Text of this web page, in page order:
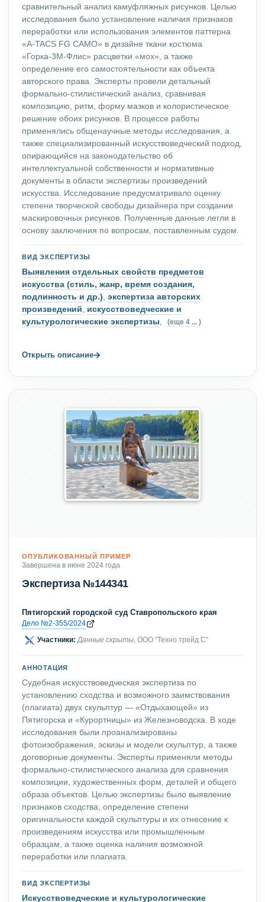
сравнительный анализ камуфляжных рисунков. Целью
исследования было установление наличия признаков
переработки или использования элементов паттерна
«A-TACS FG CAMO» в дизайне ткани костюма
«Горка-3М-Флис» расцветки «мох», а также
определение его самостоятельности как объекта
авторского права. Эксперты провели детальный
формально-стилистический анализ, сравнивая
композицию, ритм, форму мазков и колористическое
решение обоих рисунков. В процессе работы
применялись общенаучные методы исследования, а
также специализированный искусствоведческий подход,
опирающийся на законодательство об
интеллектуальной собственности и нормативные
документы в области экспертизы произведений
искусства. Исследование предусматривало оценку
степени творческой свободы дизайнера при создании
маскировочных рисунков. Полученные данные легли в
основу заключения по вопросам, поставленным судом.
ВИД ЭКСПЕРТИЗЫ
Выявления отдельных свойств предметов
искусства (стиль, жанр, время создания,
подлинность и др.), экспертиза авторских
произведений, искусствоведческие и
культурологические экспертизы, (еще 4 ... )
Открыть описание→
ОПУБЛИКОВАННЫЙ ПРИМЕР
Завершена в июне 2024 года
Экспертиза №144341
Пятигорский городской суд Ставропольского края
Дело №2-355/2024
Участники: Данные скрыты, ООО "Техно трейд С"
АННОТАЦИЯ
Судебная искусствоведческая экспертиза по
установлению сходства и возможного заимствования
(плагиата) двух скульптур — «Отдыхающей» из
Пятигорска и «Курортницы» из Железноводска. В ходе
исследования были проанализированы
фотоизображения, эскизы и модели скульптур, а также
договорные документы. Эксперты применяли методы
формально-стилистического анализа для сравнения
композиции, художественных форм, деталей и общего
образа объектов. Целью экспертизы было выявление
признаков сходства, определение степени
оригинальности каждой скульптуры и их отнесение к
произведениям искусства или промышленным
образцам, а также оценка наличия возможной
переработки или плагиата.
ВИД ЭКСПЕРТИЗЫ
Искусствоведческие и культурологические